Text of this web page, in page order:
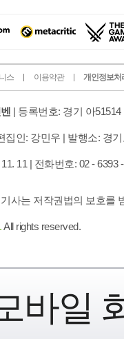
스 이용약관 개인정보처
| 등록번호: 경기 아
집인: 강민우 | 발행소: 경
11 | 전화번호: 02 - 6393
사는 저작권법의 보호를
All rights reserved.
바일